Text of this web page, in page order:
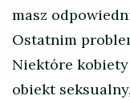
masz
Ostatnim
Niektóre kobiety
obiekt